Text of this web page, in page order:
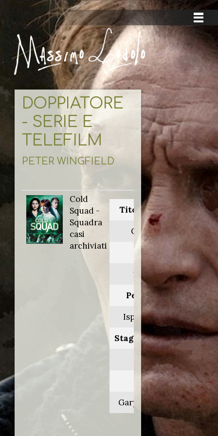
DOPPIATORE
- SERIE E
TELEFILM
PETER WINGFIELD
Cold
Squad -
Squadra
casi
archiviati
Titolo originale:
Cold Squad
Anno:
1998>1999
Personaggio:
Isp. Simon Ross
Stagione.Episodio:
2/3.1-2
Regia di:
Gary Harvey/vari